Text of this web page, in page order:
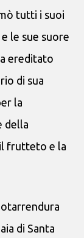
tutti i suoi
le sue suore
ereditato
di sua
la
della
frutteto e la
di Santa